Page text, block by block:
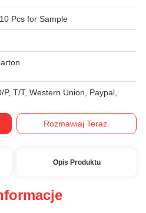
Pcs for Sample
P, T/T, Western Union, Paypal,
Rozmawiaj Teraz.
Opis Produktu